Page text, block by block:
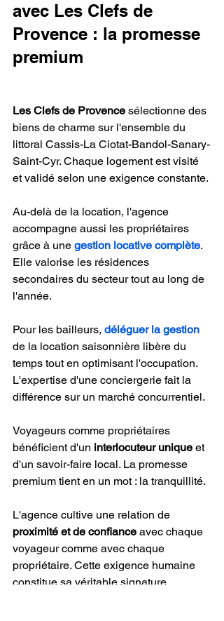
avec Les Clefs de
Provence : la promesse
premium
Les Clefs de Provence sélectionne des
biens de charme sur l'ensemble du
littoral Cassis-La Ciotat-Bandol-Sanary-
Saint-Cyr. Chaque logement est visité
et validé selon une exigence constante.
Au-delà de la location, l'agence
accompagne aussi les propriétaires
grâce à une gestion locative complète.
Elle valorise les résidences
secondaires du secteur tout au long de
l'année.
Pour les bailleurs, déléguer la gestion
de la location saisonnière libère du
temps tout en optimisant l'occupation.
L'expertise d'une conciergerie fait la
différence sur un marché concurrentiel.
Voyageurs comme propriétaires
bénéficient d'un interlocuteur unique et
d'un savoir-faire local. La promesse
premium tient en un mot : la tranquillité.
L'agence cultive une relation de
proximité et de confiance avec chaque
voyageur comme avec chaque
propriétaire. Cette exigence humaine
constitue sa véritable signature.